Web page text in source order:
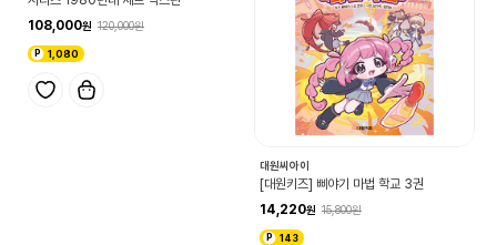
108,000
120,000
1,080
대원씨아이
[대원키즈] 삐야기 마법 학교 3권
14,220
15,800
143